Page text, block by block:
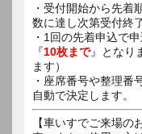
・受付開始から先着
数に達し次第受付終
・1回の先着申込で
『10枚まで』となり
ます）
・座席番号や整理番
自動で決定します。
【車いすでご来場の